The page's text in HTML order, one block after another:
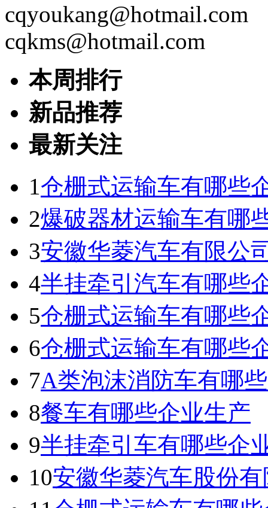
cqyoukang@hotmail.com
cqkms@hotmail.com
本周排行
新品推荐
最新关注
1仓栅式运输车有哪些
2爆破器材运输车有哪
3安徽华菱汽车有限公
4半挂牵引汽车有哪些
5仓栅式运输车有哪些
6仓栅式运输车有哪些
7A类泡沫消防车有哪
8餐车有哪些企业生产
9半挂牵引车有哪些企
10安徽华菱汽车股份